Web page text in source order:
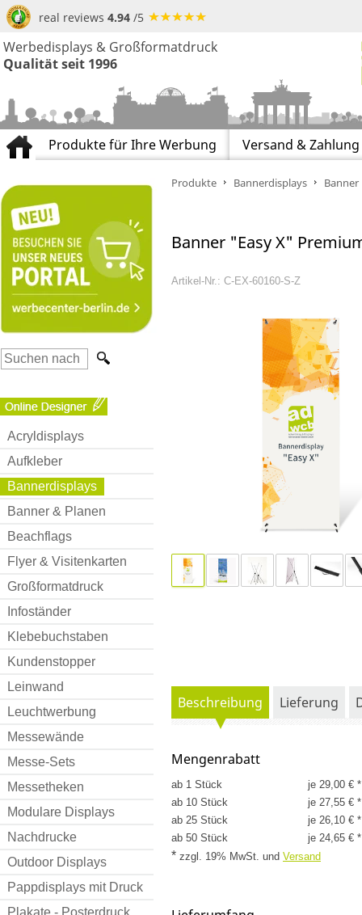
real reviews 4.94 /5
Werbedisplays & Großformatdruck
Qualität seit 1996
Produkte für Ihre Werbung Versand & Zahlung
Acryldisplays
Aufkleber
Bannerdisplays
Banner & Planen
Beachflags
Flyer & Visitenkarten
Großformatdruck
Infoständer
Klebebuchstaben
Kundenstopper
Leinwand
Leuchtwerbung
Messewände
Messe-Sets
Messetheken
Modulare Displays
Nachdrucke
Outdoor Displays
Pappdisplays mit Druck
Plakate - Posterdruck
Produkte Bannerdisplays Banner
Banner "Easy X"
Artikel-Nr.: C-EX-60160-S-Z
Beschreibung Lieferung
Mengenrabatt
ab 1 Stück
je 29,00 € *
ab 10 Stück
je 27,55 € *
ab 25 Stück
je 26,10 € *
ab 50 Stück
je 24,65 € *
* zzgl. 19% MwSt. und Versand